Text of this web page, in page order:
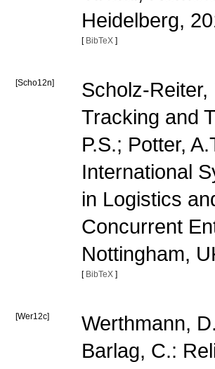
Heidelberg,
[ BibTeX ]
[Scho12n]
Scholz-
Tracking and
P.S.; Potter,
International
in Logistics
Concurrent
Nottingham,
[ BibTeX ]
[Wer12c]
Werthmann,
Barlag, C.: